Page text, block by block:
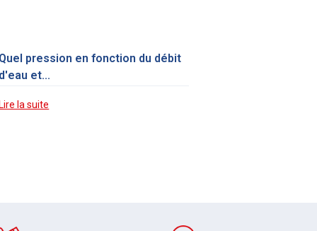
Quel pression en fonction du débit
d'eau et...
Lire la suite